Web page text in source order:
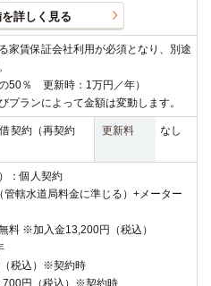
詳しく見る
家賃保証会社利用が必須となり、別途
50％ 更新時：1万円／年）
ランによって金額は変動します。
契約（再契約
更新料 なし
：個人契約
轄水道局料金に準じる）+メーター
料 ※加入金13,200円（税込）
税込）※契約時
円（税込）※契約時